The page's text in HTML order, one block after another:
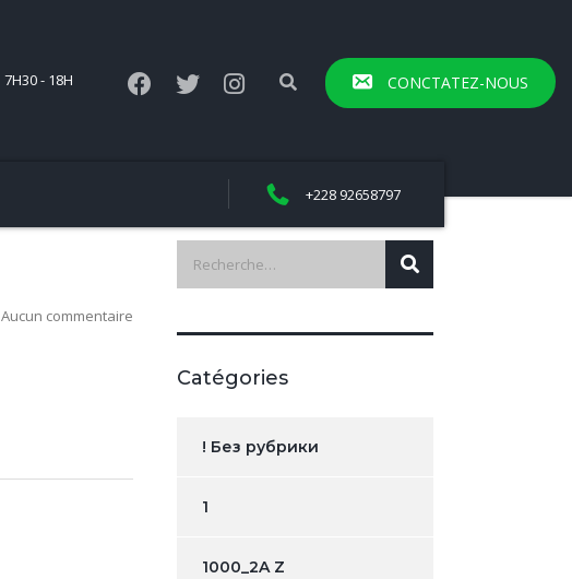
7H30 - 18H CONCTATEZ-NOUS
+228 92658797
Aucun commentaire
Catégories
! Без рубрики
1
1000_2A Z